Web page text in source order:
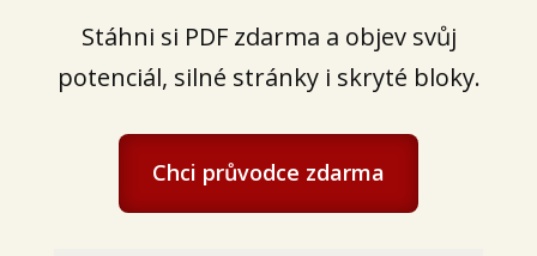
Stáhni si PDF zdarma a objev svůj
potenciál, silné stránky i skryté bloky.
Chci průvodce zdarma